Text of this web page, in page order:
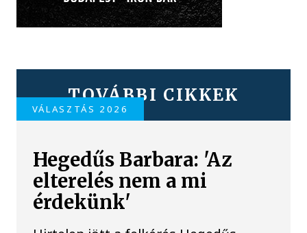
TOVÁBBI CIKKEK
VÁLASZTÁS 2026
Hegedűs Barbara: 'Az
elterelés nem a mi
érdekünk'